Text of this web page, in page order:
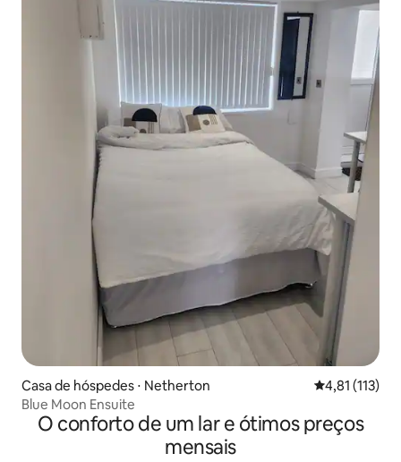
Casa de hóspedes ⋅ Netherton 4,81 de uma
4,81 (113)
Blue Moon Ensuite
O conforto de um lar e ótimos preços
mensais